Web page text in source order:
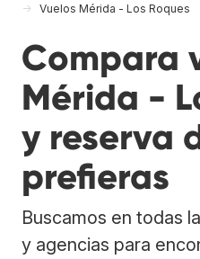
Vuelos Mérida - Los Roques
Compara
Mérida -
y reserva
prefieras
Buscamos en todas
y agencias para